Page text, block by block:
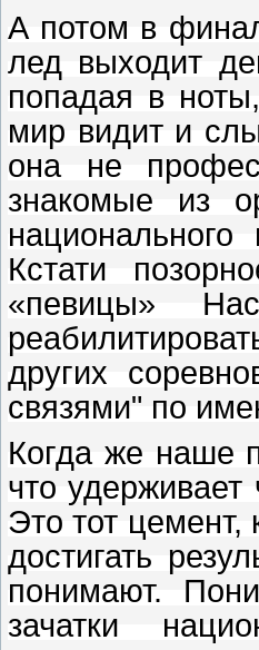
А потом в
лед выходит
попадая в
мир видит и
она не
знакомые из
Кстати
«певицы»
других
связями" по
Когда же наше
что удерживает
Это тот цемент,
достигать
понимают.
зачатки